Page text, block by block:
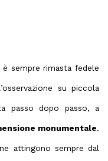
è sempre rimasta fedele
su piccola
passo dopo passo, a
monumentale.
attingono sempre dal